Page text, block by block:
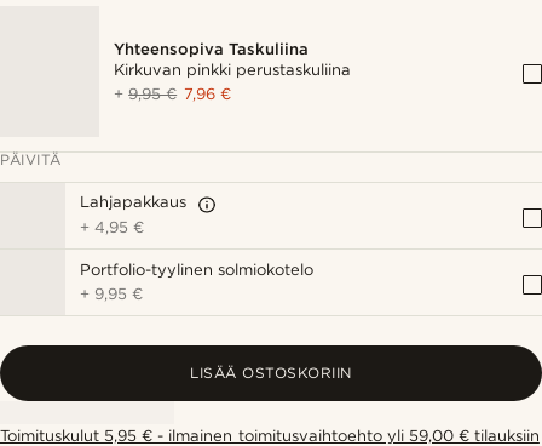
Yhteensopiva Taskuliina
Kirkuvan pinkki perustaskuliina
+9,95 € 7,96 €
PÄIVITÄ
Lahjapakkaus
+4,95 €
Portfolio-tyylinen solmiokotelo
+ 9,95 €
LISÄÄ OSTOSKORIIN
Toimituskulut 5,95 € - ilmainen toimitusvaihtoehto yli 59,00 € tilauksiin